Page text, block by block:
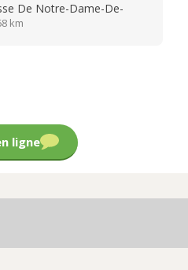
De Notre-Dame-De-
km
ligne